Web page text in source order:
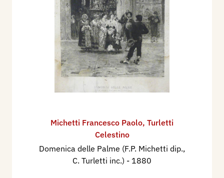
Michetti Francesco Paolo, Turletti
Celestino
Domenica delle Palme (F.P. Michetti dip.,
C. Turletti inc.) - 1880